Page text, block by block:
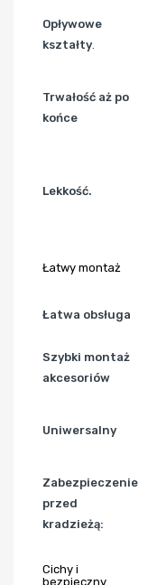
Opływowe
kształty.
Trwałość aż po
końce
Lekkość.
Łatwy montaż
Łatwa obsługa
Szybki montaż
akcesoriów
Uniwersalny
Zabezpieczenie
przed
kradzieżą:
Cichy i
bezpieczny